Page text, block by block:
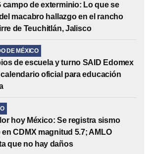
campo de exterminio: Lo que se
macabro hallazgo en el rancho
de Teuchitlán, Jalisco
DE MÉXICO
de escuela y turno SAID Edomex
calendario oficial para educación
hoy México: Se registra sismo
en CDMX magnitud 5.7; AMLO
que no hay daños